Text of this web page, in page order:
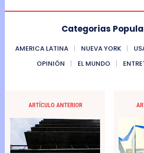
Categorias
AMERICA LATINA NUEVA YORK
OPINIÓN
EL MUNDO
ARTÍCULO ANTERIOR